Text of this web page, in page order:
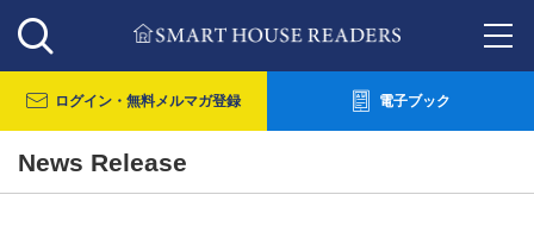
ログイン・ 無料メルマガ登録 電子ブック
News Release